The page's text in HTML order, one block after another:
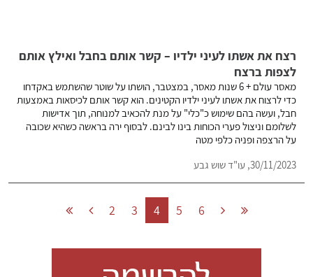
רצח את אשתו לעיני ילדיו – קשר אותם בחבל ואילץ אותם
לצפות ברצח
מאסר עולם + 6 שנות מאסר, במצטבר, הושתו על שוטר שהשתמש באקדחו
כדי לרצוח את אשתו לעיני ילדיו הקטינים. הוא קשר אותם לכיסאות באמצעות
חבל, ועשה בהם שימוש כ"כלי" על מנת להכאיב למנוחה, תוך אדישות
לשלומם וניצול פערי הכוחות בינו לבינם. לבסוף ירה בראשה כשהיא שכובה
על הרצפה ופניה כלפי מטה
30/11/2023, עו"ד שוש גבע
2 3 4 5 6